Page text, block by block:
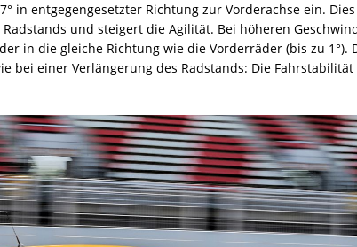
in entgegengesetzter Richtung zur Vorderachse ein.
und steigert die Agilität. Bei höheren
in die gleiche Richtung wie die Vorderräder (bis zu 1°).
bei einer Verlängerung des Radstands: Die